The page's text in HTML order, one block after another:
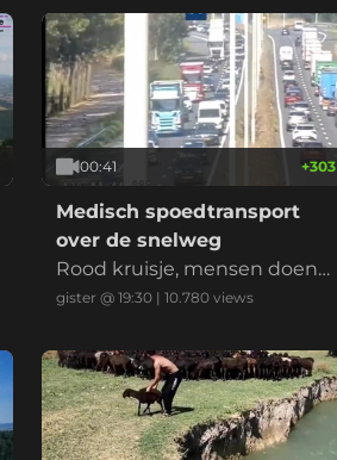
00:41 +303
Medisch spoedtransport
over de snelweg
Rood kruisje, mensen doen
normaal, ambu erlangs, klaar
gister @ 19:30 |10.780 views